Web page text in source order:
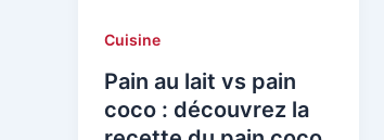
Cuisine
Pain au lait vs pain
coco : découvrez la